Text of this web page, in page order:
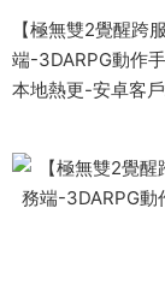
【極無雙2覺醒跨
端-3DARPG動作
本地熱更-安卓客